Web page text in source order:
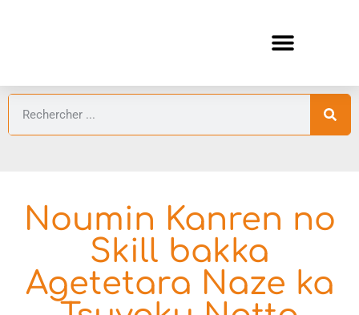
Noumin Kanren no
Skill bakka
Agetetara Naze ka